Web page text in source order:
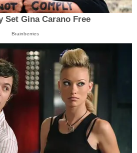
Set Gina Carano Free
Brainberries